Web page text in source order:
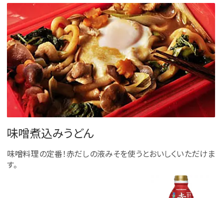
味噌煮込みうどん
味噌料理の定番！赤だしの液みそを使うとおいしくいただけま
す。